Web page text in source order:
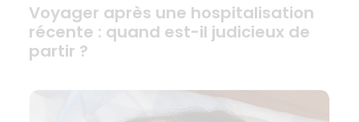
Voyager après une hospitalisation
récente : quand est-il judicieux de
partir ?